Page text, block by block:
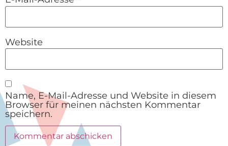
Website
Name, E-Mail-Adresse und Website in diesem
Browser für meinen nächsten Kommentar
speichern.